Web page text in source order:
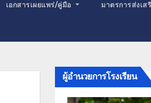
เอกสารเผยแพร่/คู่มือ มาตรการส่งเส
ผู้อำนวยการโรงเรียน